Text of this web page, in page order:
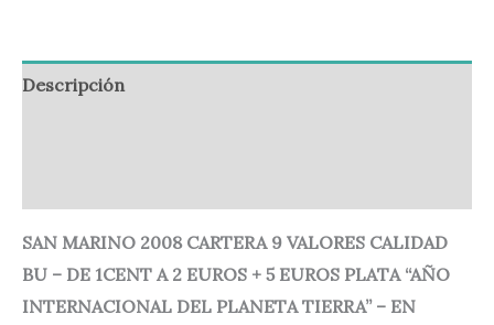
Descripción
SAN MARINO 2008 CARTERA 9 VALORES CALIDAD
BU – DE 1CENT A 2 EUROS + 5 EUROS PLATA “AÑO
INTERNACIONAL DEL PLANETA TIERRA” – EN